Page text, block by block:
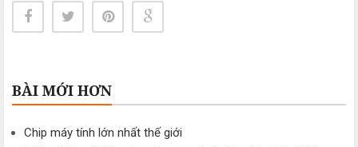
BÀI MỚI HƠN
Chip máy tính lớn nhất thế giới